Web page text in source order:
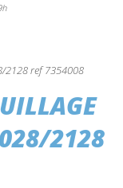
2128 ref 7354008
2128